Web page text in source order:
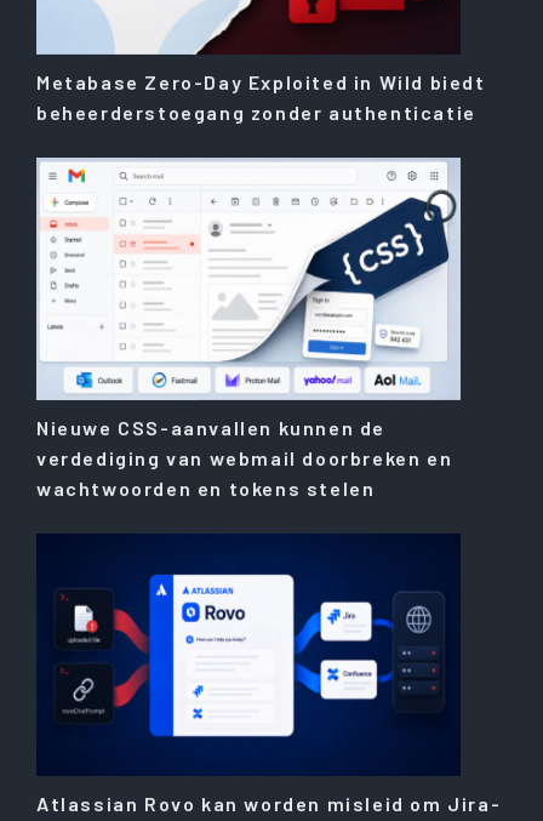
Metabase Zero-Day Exploited in Wild biedt
beheerderstoegang zonder authenticatie
Nieuwe CSS-aanvallen kunnen de
verdediging van webmail doorbreken en
wachtwoorden en tokens stelen
Atlassian Rovo kan worden misleid om Jira-